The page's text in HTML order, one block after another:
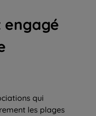
engagé
qui
les plages